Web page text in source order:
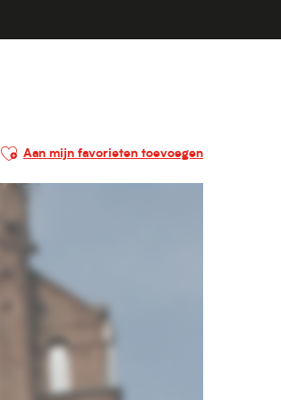
Ajouter aux favoris
Aan mijn favorieten toevoegen